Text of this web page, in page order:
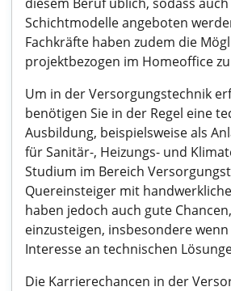
Schichtmodelle angeboten
Fachkräfte haben zudem die
projektbezogen im Homeoffice
Um in der Versorgungstechnik
benötigen Sie in der Regel eine
Ausbildung, beispielsweise als
für Sanitär-, Heizungs- und
Studium im Bereich
Quereinsteiger mit
haben jedoch auch gute
einzusteigen, insbesondere
Interesse an technischen
Die Karrierechancen in der